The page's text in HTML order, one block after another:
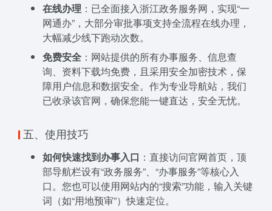
在线办理 ：已全面接入浙江政务服务网，实现“一
网通办”，大部分审批事项支持全流程在线办理，
大幅减少线下跑动次数。
免费安全 ：网站提供的所有办事服务、信息查
询、资料下载均免费，且采用安全加密技术，保
障用户信息和数据安全。作为专业导航站，我们
已收录该官网，确保您能一键直达，安全无忧。
五、使用技巧
如何快速找到办事入口 ：直接访问官网首页，顶
部导航栏设有“政务服务”、“办事服务”等核心入
口。您也可以使用网站内的“搜索”功能，输入关键
词（如“用地预审”）快速定位。